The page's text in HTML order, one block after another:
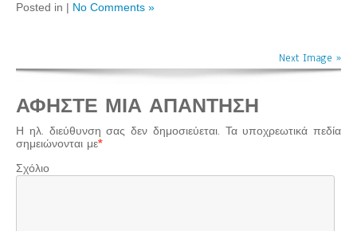
Posted in | No Comments »
Next Image »
ΑΦΉΣΤΕ ΜΙΑ ΑΠΆΝΤΗΣΗ
Η ηλ. διεύθυνση σας δεν δημοσιεύεται. Τα υποχρεωτικά πεδία
σημειώνονται με*
Σχόλιο